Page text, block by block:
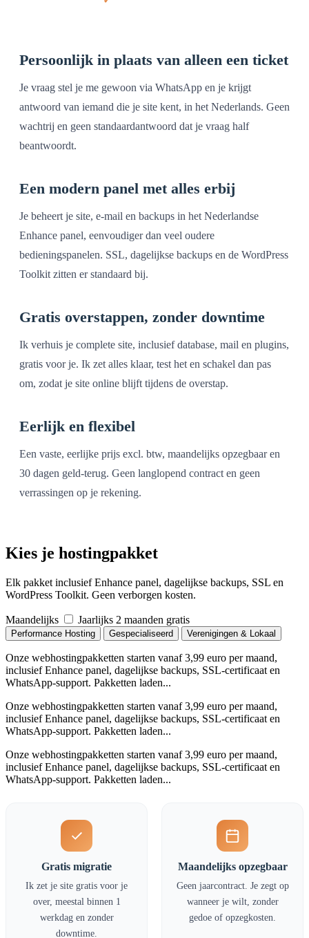
Persoonlijk in plaats van alleen een ticket
Je vraag stel je me gewoon via WhatsApp en je krijgt
antwoord van iemand die je site kent, in het Nederlands. Geen
wachtrij en geen standaardantwoord dat je vraag half
beantwoordt.
Een modern panel met alles erbij
Je beheert je site, e-mail en backups in het Nederlandse
Enhance panel, eenvoudiger dan veel oudere
bedieningspanelen. SSL, dagelijkse backups en de WordPress
Toolkit zitten er standaard bij.
Gratis overstappen, zonder downtime
Ik verhuis je complete site, inclusief database, mail en plugins,
gratis voor je. Ik zet alles klaar, test het en schakel dan pas
om, zodat je site online blijft tijdens de overstap.
Eerlijk en flexibel
Een vaste, eerlijke prijs excl. btw, maandelijks opzegbaar en
30 dagen geld-terug. Geen langlopend contract en geen
verrassingen op je rekening.
Kies je hostingpakket
Elk pakket inclusief Enhance panel, dagelijkse backups, SSL en
WordPress Toolkit. Geen verborgen kosten.
Maandelijks Jaarlijks 2 maanden gratis
Performance Hosting Gespecialiseerd Verenigingen & Lokaal
Onze webhostingpakketten starten vanaf 3,99 euro per maand,
inclusief Enhance panel, dagelijkse backups, SSL-certificaat en
WhatsApp-support. Pakketten laden...
Onze webhostingpakketten starten vanaf 3,99 euro per maand,
inclusief Enhance panel, dagelijkse backups, SSL-certificaat en
WhatsApp-support. Pakketten laden...
Onze webhostingpakketten starten vanaf 3,99 euro per maand,
inclusief Enhance panel, dagelijkse backups, SSL-certificaat en
WhatsApp-support. Pakketten laden...
Gratis migratie
Ik zet je site gratis voor je
over, meestal binnen 1
werkdag en zonder
downtime.
Maandelijks opzegbaar
Geen jaarcontract. Je zegt op
wanneer je wilt, zonder
gedoe of opzegkosten.